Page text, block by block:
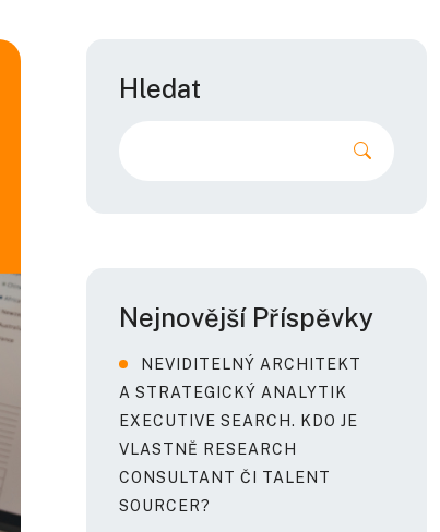
Hledat
Nejnovější Příspěvky
NEVIDITELNÝ ARCHITEKT
A STRATEGICKÝ ANALYTIK
EXECUTIVE SEARCH. KDO JE
VLASTNĚ RESEARCH
CONSULTANT ČI TALENT
SOURCER?